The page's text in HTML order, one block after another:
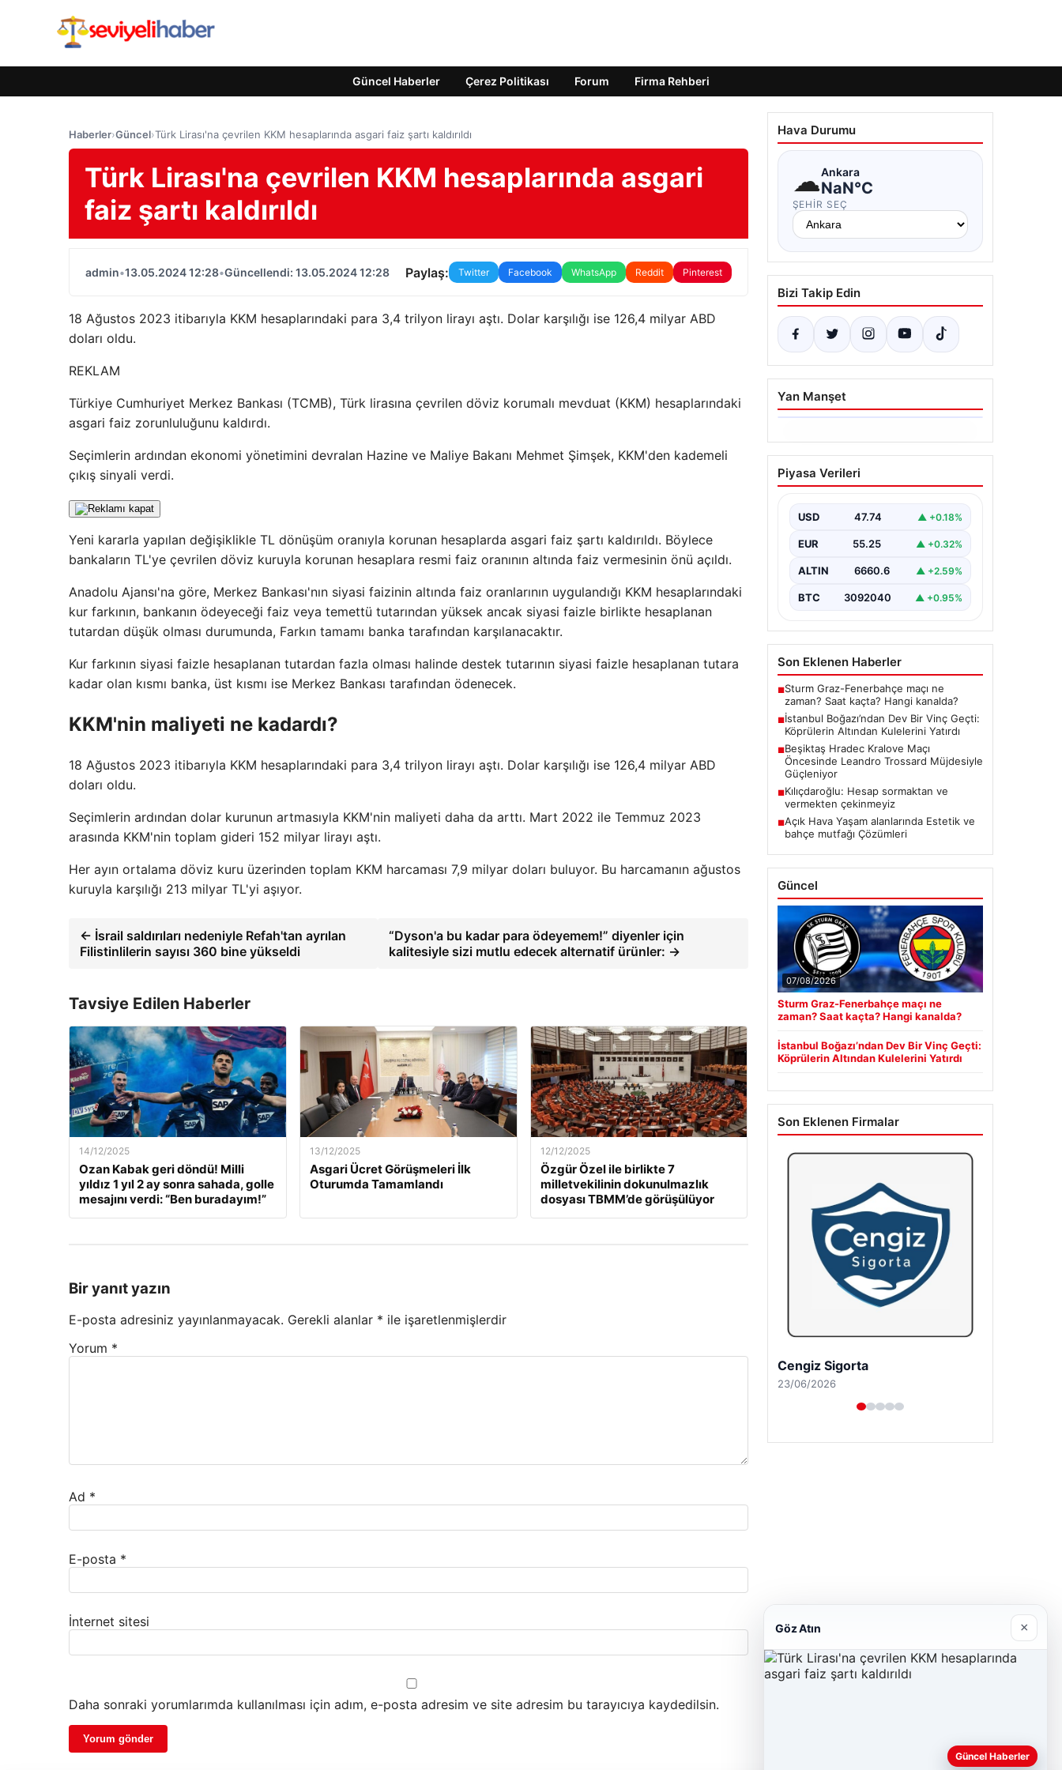
Güncel Haberler Çerez Politikası Forum Firma Rehberi
Haberler›Güncel›Türk Lirası'na çevrilen KKM hesaplarında asgari faiz şartı kaldırıldı
Türk Lirası'na çevrilen KKM hesaplarında asgari
faiz şartı kaldırıldı
admin•13.05.2024 12:28•Güncellendi: 13.05.2024 12:28 Paylaş: Twitter Facebook WhatsApp Reddit Pinterest
18 Ağustos 2023 itibarıyla KKM hesaplarındaki para 3,4 trilyon lirayı aştı. Dolar karşılığı ise 126,4 milyar ABD
doları oldu.
REKLAM
Türkiye Cumhuriyet Merkez Bankası (TCMB), Türk lirasına çevrilen döviz korumalı mevduat (KKM) hesaplarındaki
asgari faiz zorunluluğunu kaldırdı.
Seçimlerin ardından ekonomi yönetimini devralan Hazine ve Maliye Bakanı Mehmet Şimşek, KKM'den kademeli
çıkış sinyali verdi.
Yeni kararla yapılan değişiklikle TL dönüşüm oranıyla korunan hesaplarda asgari faiz şartı kaldırıldı. Böylece
bankaların TL'ye çevrilen döviz kuruyla korunan hesaplara resmi faiz oranının altında faiz vermesinin önü açıldı.
Anadolu Ajansı'na göre, Merkez Bankası'nın siyasi faizinin altında faiz oranlarının uygulandığı KKM hesaplarındaki
kur farkının, bankanın ödeyeceği faiz veya temettü tutarından yüksek ancak siyasi faizle birlikte hesaplanan
tutardan düşük olması durumunda, Farkın tamamı banka tarafından karşılanacaktır.
Kur farkının siyasi faizle hesaplanan tutardan fazla olması halinde destek tutarının siyasi faizle hesaplanan tutara
kadar olan kısmı banka, üst kısmı ise Merkez Bankası tarafından ödenecek.
KKM'nin maliyeti ne kadardı?
18 Ağustos 2023 itibarıyla KKM hesaplarındaki para 3,4 trilyon lirayı aştı. Dolar karşılığı ise 126,4 milyar ABD
doları oldu.
Seçimlerin ardından dolar kurunun artmasıyla KKM'nin maliyeti daha da arttı. Mart 2022 ile Temmuz 2023
arasında KKM'nin toplam gideri 152 milyar lirayı aştı.
Her ayın ortalama döviz kuru üzerinden toplam KKM harcaması 7,9 milyar doları buluyor. Bu harcamanın ağustos
kuruyla karşılığı 213 milyar TL'yi aşıyor.
← İsrail saldırıları nedeniyle Refah'tan ayrılan
Filistinlilerin sayısı 360 bine yükseldi
“Dyson'a bu kadar para ödeyemem!” diyenler için
kalitesiyle sizi mutlu edecek alternatif ürünler: →
Tavsiye Edilen Haberler
14/12/2025
Ozan Kabak geri döndü! Milli
yıldız 1 yıl 2 ay sonra sahada, golle
mesajını verdi: “Ben buradayım!”
13/12/2025
Asgari Ücret Görüşmeleri İlk
Oturumda Tamamlandı
12/12/2025
Özgür Özel ile birlikte 7
milletvekilinin dokunulmazlık
dosyası TBMM’de görüşülüyor
Bir yanıt yazın
E-posta adresiniz yayınlanmayacak. Gerekli alanlar * ile işaretlenmişlerdir
Yorum *
Ad *
E-posta *
İnternet sitesi
Daha sonraki yorumlarımda kullanılması için adım, e-posta adresim ve site adresim bu tarayıcıya kaydedilsin.
Hava Durumu
☁Ankara
NaN°C
ŞEHIR SEÇ
Bizi Takip Edin
Yan Manşet
06.08.2026
İstanbul Boğazı’ndan
Dev Bir Vinç Geçti:
Kulelerini Yatırdı
İstanbul Boğazı’nda eşsiz bir
görüntüye sahne olan bu olay,
çalışmalarının…
Piyasa Verileri
USD 47.74 ▲ +0.18%
EUR 55.25 ▲ +0.32%
ALTIN 6660.6 ▲ +2.59%
BTC 3092040 ▲ +0.95%
Son Eklenen Haberler
■Sturm Graz-Fenerbahçe maçı ne
zaman? Saat kaçta? Hangi kanalda?
■İstanbul Boğazı’ndan Dev Bir Vinç Geçti:
Köprülerin Altından Kulelerini Yatırdı
■Beşiktaş Hradec Kralove Maçı
Öncesinde Leandro Trossard Müjdesiyle
Güçleniyor
■Kılıçdaroğlu: Hesap sormaktan ve
vermekten çekinmeyiz
■Açık Hava Yaşam alanlarında Estetik ve
bahçe mutfağı Çözümleri
Güncel
07/08/2026
Sturm Graz-Fenerbahçe maçı ne
zaman? Saat kaçta? Hangi kanalda?
İstanbul Boğazı’ndan Dev Bir Vinç Geçti:
Köprülerin Altından Kulelerini Yatırdı
Son Eklenen Firmalar
Cengiz Sigorta
23/06/2026
Göz Atın ×
Güncel Haberler